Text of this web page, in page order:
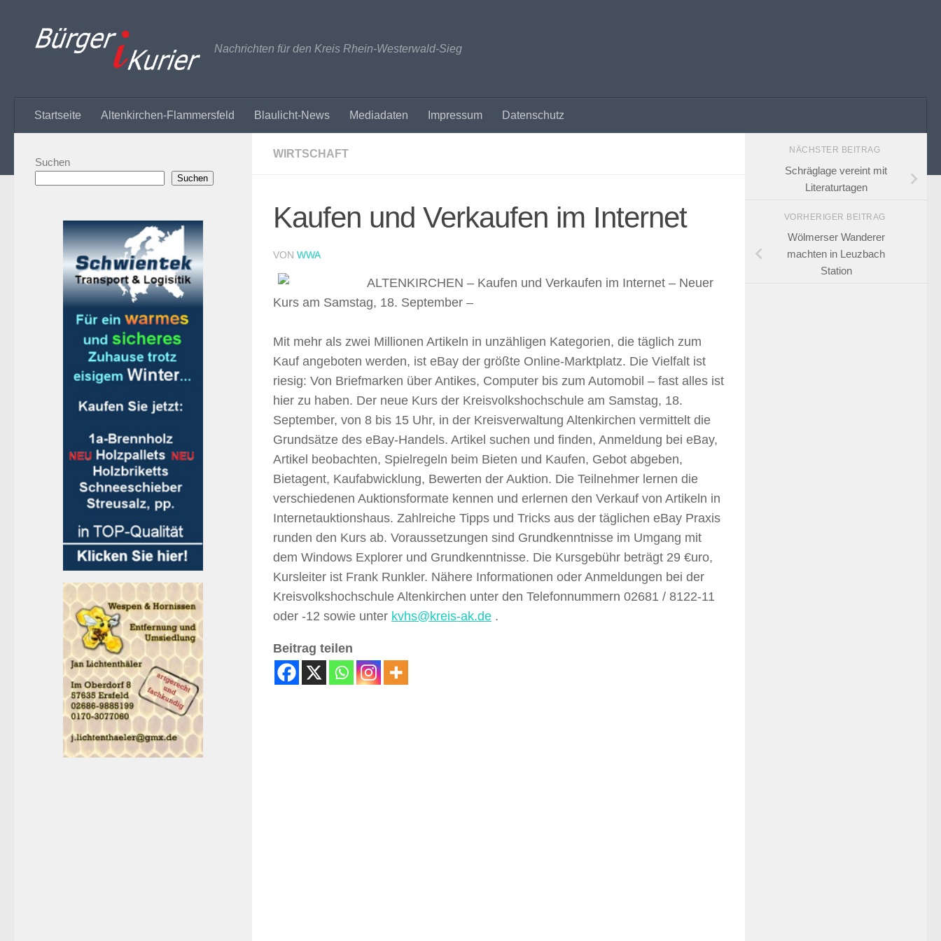
Nachrichten für den Kreis Rhein-Westerwald-Sieg
Startseite Altenkirchen-Flammersfeld Blaulicht-News Mediadaten Impressum Datenschutz
WIRTSCHAFT
Kaufen und Verkaufen im Internet
VON WWA
ALTENKIRCHEN – Kaufen und Verkaufen im Internet – Neuer
Kurs am Samstag, 18. September –
Mit mehr als zwei Millionen Artikeln in unzähligen Kategorien, die täglich zum
Kauf angeboten werden, ist eBay der größte Online-Marktplatz. Die Vielfalt ist
riesig: Von Briefmarken über Antikes, Computer bis zum Automobil – fast alles ist
hier zu haben. Der neue Kurs der Kreisvolkshochschule am Samstag, 18.
September, von 8 bis 15 Uhr, in der Kreisverwaltung Altenkirchen vermittelt die
Grundsätze des eBay-Handels. Artikel suchen und finden, Anmeldung bei eBay,
Artikel beobachten, Spielregeln beim Bieten und Kaufen, Gebot abgeben,
Bietagent, Kaufabwicklung, Bewerten der Auktion. Die Teilnehmer lernen die
verschiedenen Auktionsformate kennen und erlernen den Verkauf von Artikeln in
Internetauktionshaus. Zahlreiche Tipps und Tricks aus der täglichen eBay Praxis
runden den Kurs ab. Voraussetzungen sind Grundkenntnisse im Umgang mit
dem Windows Explorer und Grundkenntnisse. Die Kursgebühr beträgt 29 €uro,
Kursleiter ist Frank Runkler. Nähere Informationen oder Anmeldungen bei der
Kreisvolkshochschule Altenkirchen unter den Telefonnummern 02681 / 8122-11
oder -12 sowie unter kvhs@kreis-ak.de .
Beitrag teilen
Suchen
Suchen
NÄCHSTER BEITRAG
Schräglage vereint mit
Literaturtagen
VORHERIGER BEITRAG
Wölmerser Wanderer
machten in Leuzbach
Station